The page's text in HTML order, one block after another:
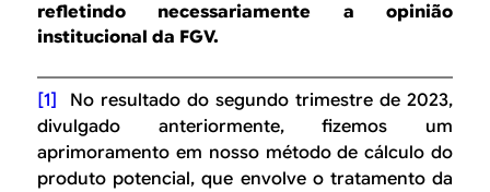
refletindo necessariamente a opinião
institucional da FGV.
[1] No resultado do segundo trimestre de 2023,
divulgado anteriormente, fizemos um
aprimoramento em nosso método de cálculo do
produto potencial, que envolve o tratamento da